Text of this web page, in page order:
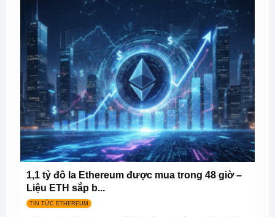
1,1 tỷ đô la Ethereum được mua trong 48 giờ –
Liệu ETH sắp b...
TIN TỨC ETHEREUM